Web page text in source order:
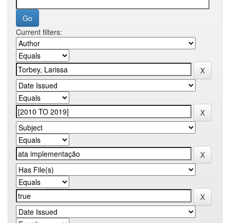
Current filters: